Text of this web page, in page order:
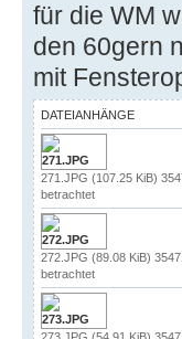
für die WM
den 60gern
mit
DATEIANHÄNGE
271.JPG (107.25 KiB)
betrachtet
272.JPG (89.08 KiB)
betrachtet